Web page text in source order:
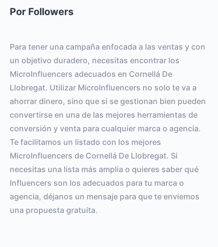
SEGUIDORES
Por Followers
Para tener una campaña enfocada a las ventas y con
un objetivo duradero, necesitas encontrar los
MicroInfluencers adecuados en Cornellá De
Llobregat. Utilizar MicroInfluencers no solo te va a
ahorrar dinero, sino que si se gestionan bien pueden
convertirse en una de las mejores herramientas de
conversión y venta para cualquier marca o agencia.
Te facilitamos un listado con los mejores
MicroInfluencers de Cornellá De Llobregat. Si
necesitas una lista más amplia o quieres saber qué
Influencers son los adecuados para tu marca o
agencia, déjanos un mensaje para que te enviemos
una propuesta gratuita.